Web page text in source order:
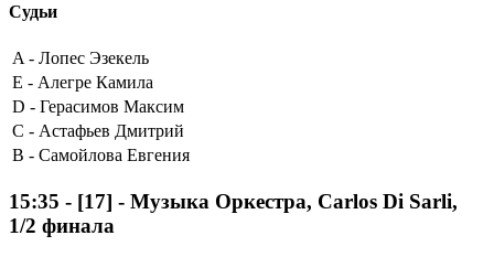
Судьи
A - Лопес Эзекель
E - Алегре Камила
D - Герасимов Максим
C - Астафьев Дмитрий
B - Самойлова Евгения
15:35 - [17] - Музыка Оркестра, Carlos Di Sarli,
1/2 финала